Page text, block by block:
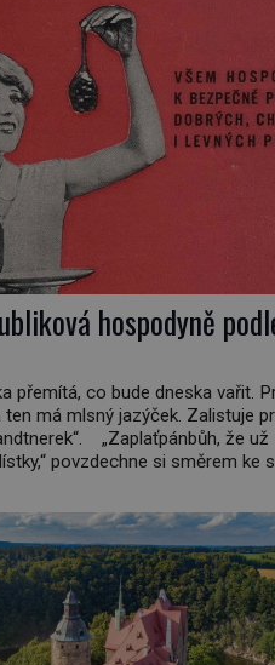
hospodyně
přemítá, co bude dneska vařit.
ten má mlsný jazýček. Zalistuje
„Zaplaťpánbůh, že už
povzdechne si směrem ke
nedostatku zboží přídělový